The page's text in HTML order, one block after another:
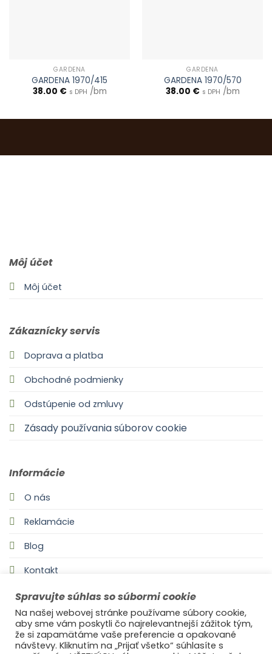
GARDENA
GARDENA 1970/415
38.00 € s DPH /bm
GARDENA
GARDENA 1970/570
38.00 € s DPH /bm
Môj účet
Môj účet
Zákaznícky servis
Doprava a platba
Obchodné podmienky
Odstúpenie od zmluvy
Zásady používania súborov cookie
Informácie
O nás
Reklamácie
Blog
Kontakt
Spravujte súhlas so súbormi cookie
Na našej webovej stránke používame súbory cookie,
aby sme vám poskytli čo najrelevantnejší zážitok tým,
že si zapamätáme vaše preferencie a opakované
návštevy. Kliknutím na „Prijať všetko“ súhlasíte s